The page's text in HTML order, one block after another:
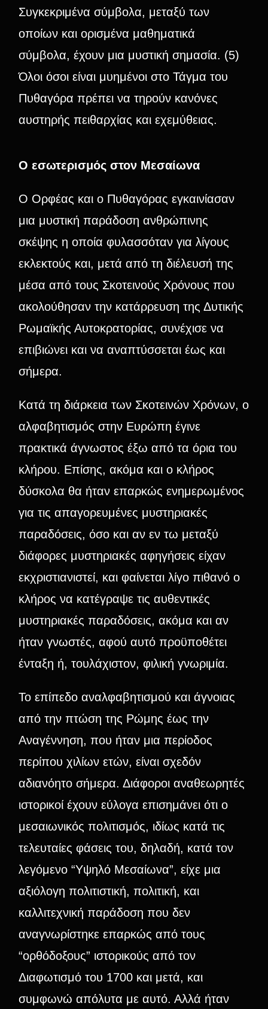
Συγκεκριμένα σύμβολα, μεταξύ των
οποίων και ορισμένα μαθηματικά
σύμβολα, έχουν μια μυστική σημασία. (5)
Όλοι όσοι είναι μυημένοι στο Τάγμα του
Πυθαγόρα πρέπει να τηρούν κανόνες
αυστηρής πειθαρχίας και εχεμύθειας.
Ο εσωτερισμός στον Μεσαίωνα
Ο Ορφέας και ο Πυθαγόρας εγκαινίασαν
μια μυστική παράδοση ανθρώπινης
σκέψης η οποία φυλασσόταν για λίγους
εκλεκτούς και, μετά από τη διέλευσή της
μέσα από τους Σκοτεινούς Χρόνους που
ακολούθησαν την κατάρρευση της Δυτικής
Ρωμαϊκής Αυτοκρατορίας, συνέχισε να
επιβιώνει και να αναπτύσσεται έως και
σήμερα.
Κατά τη διάρκεια των Σκοτεινών Χρόνων, ο
αλφαβητισμός στην Ευρώπη έγινε
πρακτικά άγνωστος έξω από τα όρια του
κλήρου. Επίσης, ακόμα και ο κλήρος
δύσκολα θα ήταν επαρκώς ενημερωμένος
για τις απαγορευμένες μυστηριακές
παραδόσεις, όσο και αν εν τω μεταξύ
διάφορες μυστηριακές αφηγήσεις είχαν
εκχριστιανιστεί, και φαίνεται λίγο πιθανό ο
κλήρος να κατέγραψε τις αυθεντικές
μυστηριακές παραδόσεις, ακόμα και αν
ήταν γνωστές, αφού αυτό προϋποθέτει
ένταξη ή, τουλάχιστον, φιλική γνωριμία.
Το επίπεδο αναλφαβητισμού και άγνοιας
από την πτώση της Ρώμης έως την
Αναγέννηση, που ήταν μια περίοδος
περίπου χιλίων ετών, είναι σχεδόν
αδιανόητο σήμερα. Διάφοροι αναθεωρητές
ιστορικοί έχουν εύλογα επισημάνει ότι ο
μεσαιωνικός πολιτισμός, ιδίως κατά τις
τελευταίες φάσεις του, δηλαδή, κατά τον
λεγόμενο “Υψηλό Μεσαίωνα”, είχε μια
αξιόλογη πολιτιστική, πολιτική, και
καλλιτεχνική παράδοση που δεν
αναγνωρίστηκε επαρκώς από τους
“ορθόδοξους” ιστορικούς από τον
Διαφωτισμό του 1700 και μετά, και
συμφωνώ απόλυτα με αυτό. Αλλά ήταν